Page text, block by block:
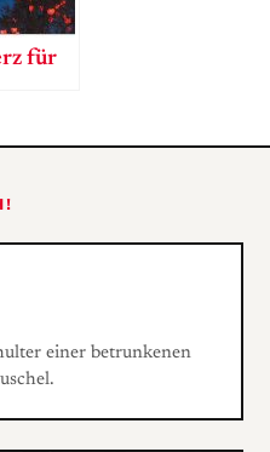
für
einer betrunkenen